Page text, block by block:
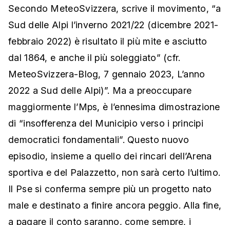
Secondo MeteoSvizzera, scrive il movimento, “a
Sud delle Alpi l’inverno 2021/22 (dicembre 2021-
febbraio 2022) è risultato il più mite e asciutto
dal 1864, e anche il più soleggiato” (cfr.
MeteoSvizzera-Blog, 7 gennaio 2023, L’anno
2022 a Sud delle Alpi)”. Ma a preoccupare
maggiormente l’Mps, è l’ennesima dimostrazione
di “insofferenza del Municipio verso i principi
democratici fondamentali”. Questo nuovo
episodio, insieme a quello dei rincari dell’Arena
sportiva e del Palazzetto, non sarà certo l’ultimo.
Il Pse si conferma sempre più un progetto nato
male e destinato a finire ancora peggio. Alla fine,
a pagare il conto saranno, come sempre, i